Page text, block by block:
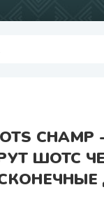
CHAMP
ШОТС